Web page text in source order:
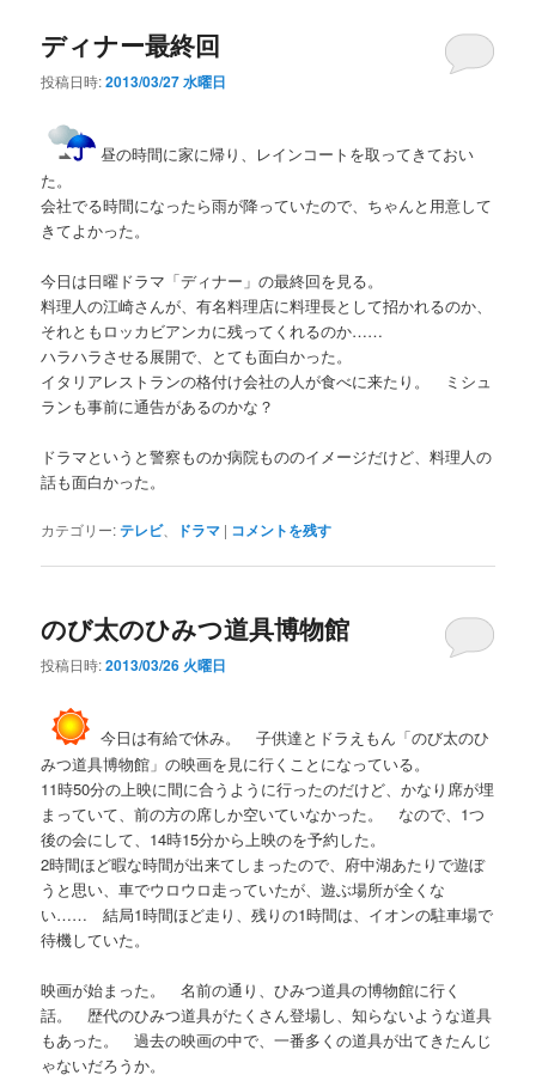
ディナー最終回
投稿日時:2013/03/27 水曜日
昼の時間に家に帰り、レインコートを取ってきておい
た。
会社でる時間になったら雨が降っていたので、ちゃんと用意して
きてよかった。
今日は日曜ドラマ「ディナー」の最終回を見る。
料理人の江崎さんが、有名料理店に料理長として招かれるのか、
それともロッカビアンカに残ってくれるのか……
ハラハラさせる展開で、とても面白かった。
イタリアレストランの格付け会社の人が食べに来たり。 ミシュ
ランも事前に通告があるのかな？
ドラマというと警察ものか病院もののイメージだけど、料理人の
話も面白かった。
カテゴリー:テレビ、 ドラマ | コメントを残す
のび太のひみつ道具博物館
投稿日時:2013/03/26 火曜日
今日は有給で休み。 子供達とドラえもん「のび太のひ
みつ道具博物館」の映画を見に行くことになっている。
11時50分の上映に間に合うように行ったのだけど、かなり席が埋
まっていて、前の方の席しか空いていなかった。 なので、1つ
後の会にして、14時15分から上映のを予約した。
2時間ほど暇な時間が出来てしまったので、府中湖あたりで遊ぼ
うと思い、車でウロウロ走っていたが、遊ぶ場所が全くな
い…… 結局1時間ほど走り、残りの1時間は、イオンの駐車場で
待機していた。
映画が始まった。 名前の通り、ひみつ道具の博物館に行く
話。 歴代のひみつ道具がたくさん登場し、知らないような道具
もあった。 過去の映画の中で、一番多くの道具が出てきたんじ
ゃないだろうか。